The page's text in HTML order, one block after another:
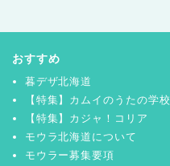
おすすめ
暮デザ北海道
【特集】カムイのうたの学校
【特集】カジャ！コリア
モウラ北海道について
モウラー募集要項